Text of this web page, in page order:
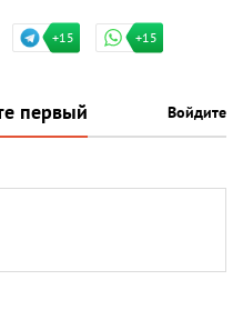
+15 +15
первый Войдите